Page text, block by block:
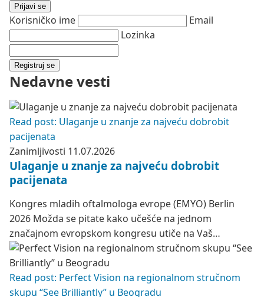
Prijavi se
Korisničko ime
Email
Lozinka
Registruj se
Nedavne vesti
Read post: Ulaganje u znanje za najveću dobrobit
pacijenata
Zanimljivosti 11.07.2026
Ulaganje u znanje za najveću dobrobit
pacijenata
Kongres mladih oftalmologa evrope (EMYO) Berlin
2026 Možda se pitate kako učešće na jednom
značajnom evropskom kongresu utiče na Vaš…
Read post: Perfect Vision na regionalnom stručnom
skupu “See Brilliantly” u Beogradu